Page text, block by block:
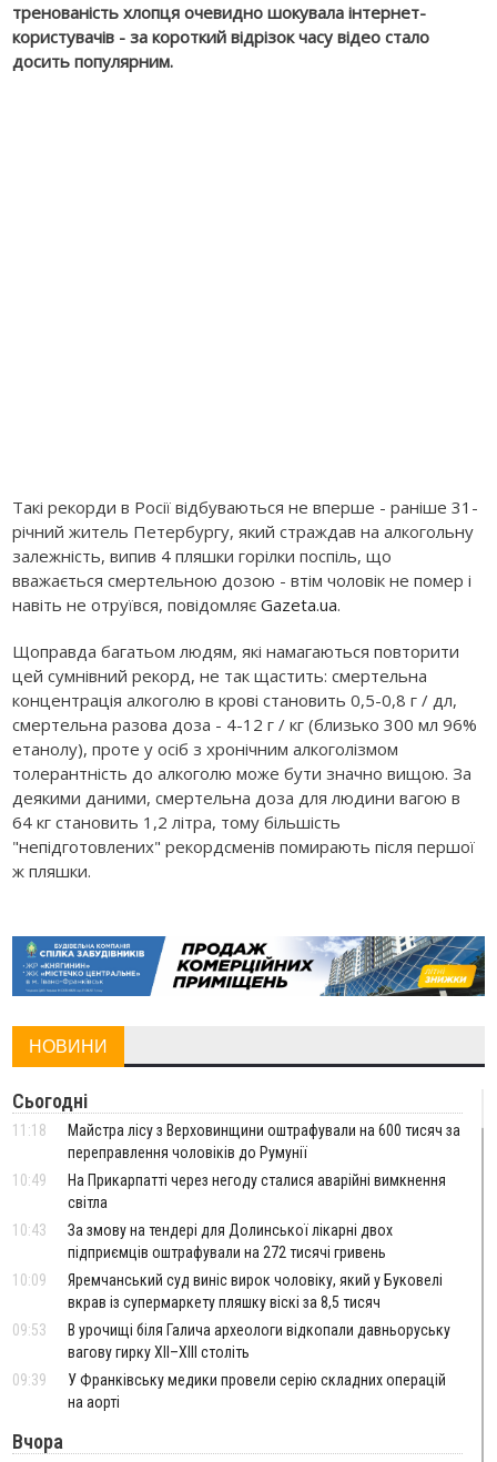
тренованість хлопця очевидно шокувала інтернет-
користувачів - за короткий відрізок часу відео стало
досить популярним.
Такі рекорди в Росії відбуваються не вперше - раніше 31-
річний житель Петербургу, який страждав на алкогольну
залежність, випив 4 пляшки горілки поспіль, що
вважається смертельною дозою - втім чоловік не помер і
навіть не отруївся, повідомляєGazeta.ua.
Щоправда багатьом людям, які намагаються повторити
цей сумнівний рекорд, не так щастить: смертельна
концентрація алкоголю в крові становить 0,5-0,8 г / дл,
смертельна разова доза - 4-12 г / кг (близько 300 мл 96%
етанолу), проте у осіб з хронічним алкоголізмом
толерантність до алкоголю може бути значно вищою. За
деякими даними, смертельна доза для людини вагою в
64 кг становить 1,2 літра, тому більшість
"непідготовлених" рекордсменів помирають після першої
ж пляшки.
НОВИНИ
Сьогодні
11:18
Майстра лісу з Верховинщини оштрафували на 600 тисяч за
переправлення чоловіків до Румунії
10:49
На Прикарпатті через негоду сталися аварійні вимкнення
світла
10:43
За змову на тендері для Долинської лікарні двох
підприємців оштрафували на 272 тисячі гривень
10:09
Яремчанський суд виніс вирок чоловіку, який у Буковелі
вкрав із супермаркету пляшку віскі за 8,5 тисяч
09:53
В урочищі біля Галича археологи відкопали давньоруську
вагову гирку XII–XIII століть
09:39
У Франківську медики провели серію складних операцій
на аорті
Вчора